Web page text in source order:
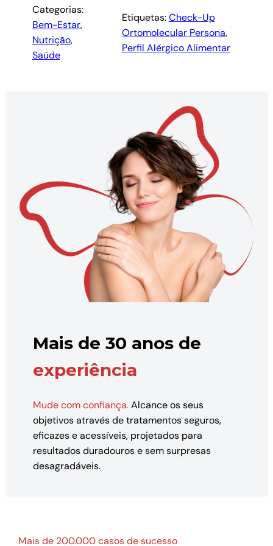
Categorias:
Bem-Estar,
Nutrição,
Saúde
Etiquetas:Check-Up
Ortomolecular Persona,
Perfil Alérgico Alimentar
Mais de 30 anos de
experiência
Mude com confiança.Alcance os seus
objetivos através de tratamentos seguros,
eficazes e acessíveis, projetados para
resultados duradouros e sem surpresas
desagradáveis.
Mais de 200.000 casos de sucesso